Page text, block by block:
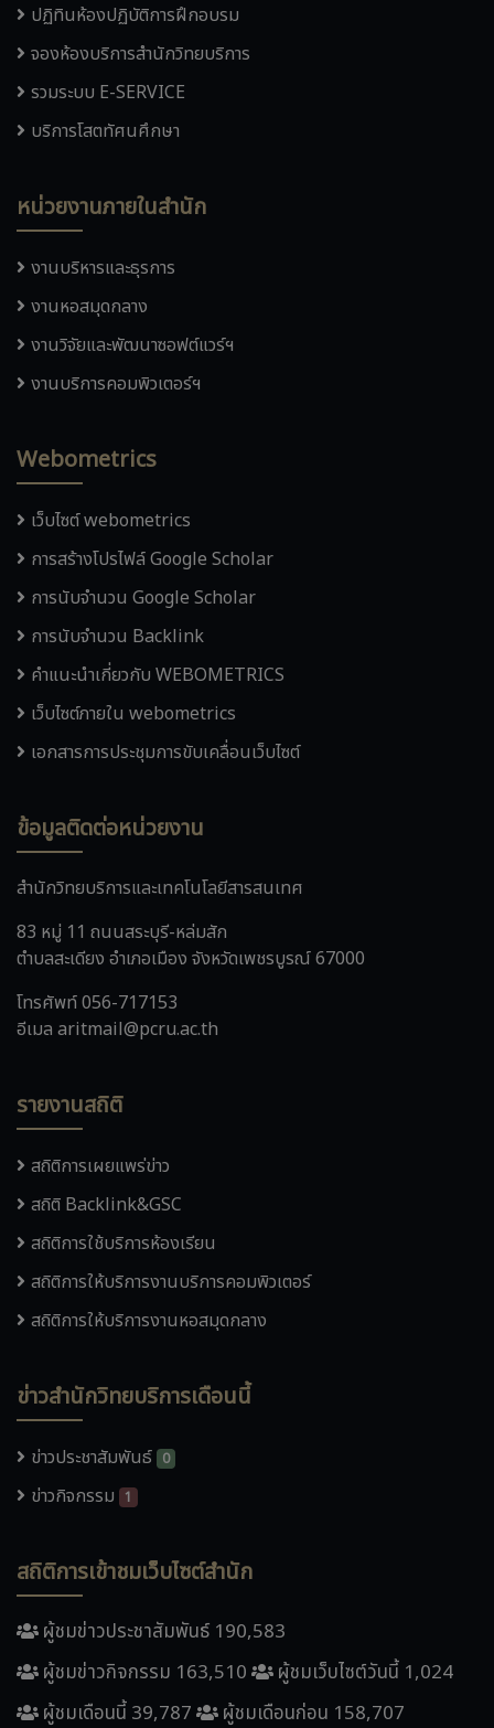
ปฏิทินห้องปฏิบัติการฝึกอบรม
จองห้องบริการสำนักวิทยบริการ
รวมระบบ E-SERVICE
บริการโสตทัศนศึกษา
หน่วยงานภายในสำนัก
งานบริหารและธุรการ
งานหอสมุดกลาง
งานวิจัยและพัฒนาซอฟต์แวร์ฯ
งานบริการคอมพิวเตอร์ฯ
Webometrics
เว็บไซต์ webometrics
การสร้างโปรไฟล์ Google Scholar
การนับจำนวน Google Scholar
การนับจำนวน Backlink
คำแนะนำเกี่ยวกับ WEBOMETRICS
เว็บไซต์ภายใน webometrics
เอกสารการประชุมการขับเคลื่อนเว็บไซต์
ข้อมูลติดต่อหน่วยงาน
สำนักวิทยบริการและเทคโนโลยีสารสนเทศ
83 หมู่ 11 ถนนสระบุรี-หล่มสัก
ตำบลสะเดียง อำเภอเมือง จังหวัดเพชรบูรณ์ 67000
โทรศัพท์ 056-717153
อีเมล aritmail@pcru.ac.th
รายงานสถิติ
สถิติการเผยแพร่ข่าว
สถิติ Backlink&GSC
สถิติการใช้บริการห้องเรียน
สถิติการให้บริการงานบริการคอมพิวเตอร์
สถิติการให้บริการงานหอสมุดกลาง
ข่าวสำนักวิทยบริการเดือนนี้
ข่าวประชาสัมพันธ์ 0
ข่าวกิจกรรม 1
สถิติการเข้าชมเว็บไซต์สำนัก
ผู้ชมข่าวประชาสัมพันธ์ 190,583
ผู้ชมข่าวกิจกรรม 163,510
ผู้ชมเว็บไซต์วันนี้ 1,024
ผู้ชมเดือนนี้ 39,787
ผู้ชมเดือนก่อน 158,707